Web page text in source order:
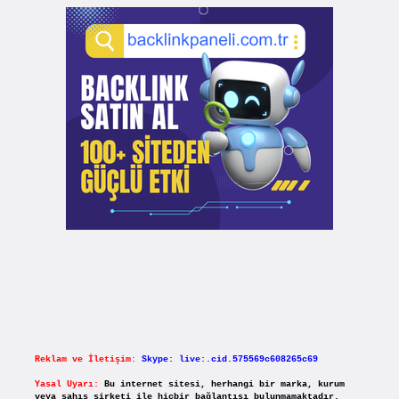
Reklam ve İletişim: Skype: live:.cid.575569c608265c69
Yasal Uyarı:
Bu internet sitesi, herhangi bir marka, kurum